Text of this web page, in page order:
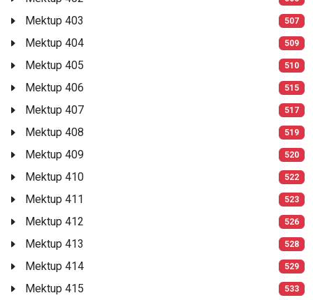
Mektup 403 507
Mektup 404 509
Mektup 405 510
Mektup 406 515
Mektup 407 517
Mektup 408 519
Mektup 409 520
Mektup 410 522
Mektup 411 523
Mektup 412 526
Mektup 413 528
Mektup 414 529
Mektup 415 533